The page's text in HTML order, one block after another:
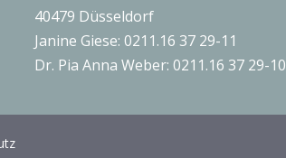
40479 Düsseldorf
Janine Giese: 0211.16 37 29-11
Dr. Pia Anna Weber: 0211.16 37 29-10